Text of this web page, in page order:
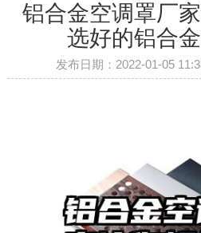
铝合金空调罩厂
选好的铝合
发布日期：2022-01-05